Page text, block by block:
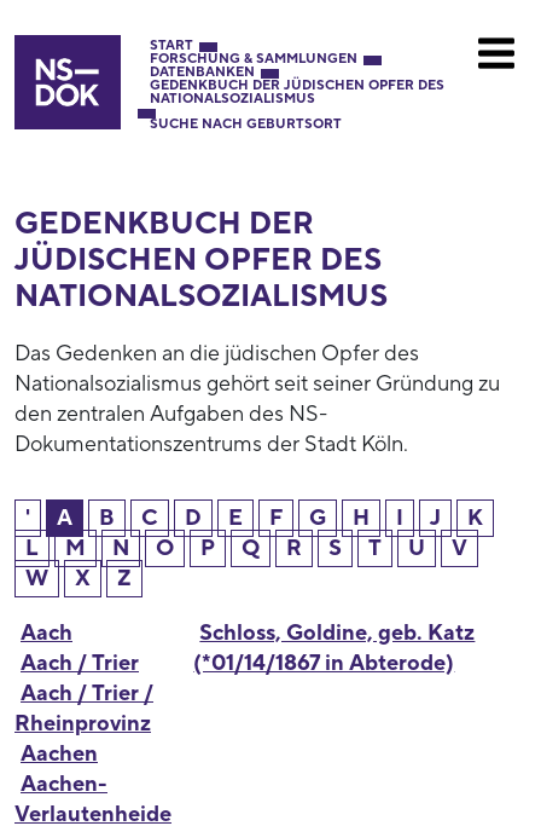
START
FORSCHUNG & SAMMLUNGEN
DATENBANKEN
GEDENKBUCH DER JÜDISCHEN OPFER DES
NATIONALSOZIALISMUS
SUCHE NACH GEBURTSORT
GEDENKBUCH DER
JÜDISCHEN OPFER DES
NATIONAL­SOZIALISMUS
Das Gedenken an die jüdischen Opfer des
Nationalsozialismus gehört seit seiner Gründung zu
den zentralen Aufgaben des NS-
Dokumentationszentrums der Stadt Köln.
' A B C D E F G H I J
K
L
M N O P Q R S T U
V
W
X
Z
Aach
Aach / Trier
Aach / Trier /
Rheinprovinz
Aachen
Aachen-
Verlautenheide
Schloss, Goldine, geb. Katz
(*01/14/1867 in Abterode)